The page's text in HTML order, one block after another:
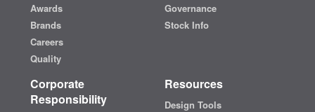
Awards
Brands
Careers
Quality
Governance
Stock Info
Corporate
Responsibility
Resources
Design Tools